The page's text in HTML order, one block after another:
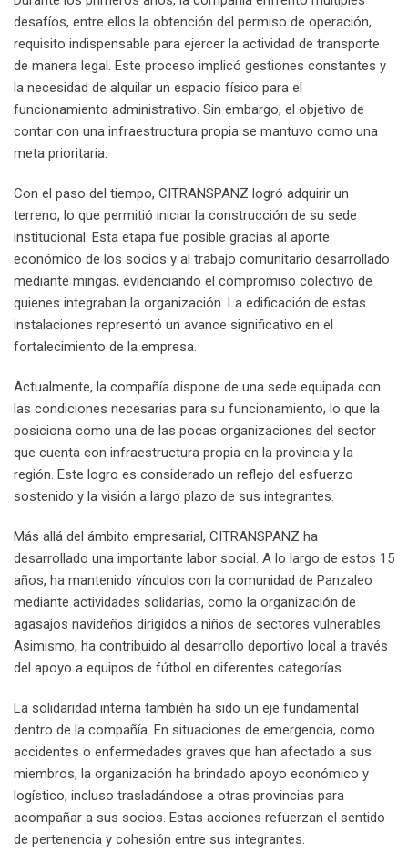
desafíos, entre ellos la obtención del permiso de operación,
requisito indispensable para ejercer la actividad de transporte
de manera legal. Este proceso implicó gestiones constantes y
la necesidad de alquilar un espacio físico para el
funcionamiento administrativo. Sin embargo, el objetivo de
contar con una infraestructura propia se mantuvo como una
meta prioritaria.
Con el paso del tiempo, CITRANSPANZ logró adquirir un
terreno, lo que permitió iniciar la construcción de su sede
institucional. Esta etapa fue posible gracias al aporte
económico de los socios y al trabajo comunitario desarrollado
mediante mingas, evidenciando el compromiso colectivo de
quienes integraban la organización. La edificación de estas
instalaciones representó un avance significativo en el
fortalecimiento de la empresa.
Actualmente, la compañía dispone de una sede equipada con
las condiciones necesarias para su funcionamiento, lo que la
posiciona como una de las pocas organizaciones del sector
que cuenta con infraestructura propia en la provincia y la
región. Este logro es considerado un reflejo del esfuerzo
sostenido y la visión a largo plazo de sus integrantes.
Más allá del ámbito empresarial, CITRANSPANZ ha
desarrollado una importante labor social. A lo largo de estos 15
años, ha mantenido vínculos con la comunidad de Panzaleo
mediante actividades solidarias, como la organización de
agasajos navideños dirigidos a niños de sectores vulnerables.
Asimismo, ha contribuido al desarrollo deportivo local a través
del apoyo a equipos de fútbol en diferentes categorías.
La solidaridad interna también ha sido un eje fundamental
dentro de la compañía. En situaciones de emergencia, como
accidentes o enfermedades graves que han afectado a sus
miembros, la organización ha brindado apoyo económico y
logístico, incluso trasladándose a otras provincias para
acompañar a sus socios. Estas acciones refuerzan el sentido
de pertenencia y cohesión entre sus integrantes.